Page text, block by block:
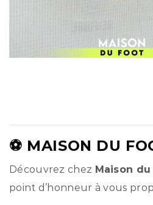
⚽ MAISON DU
Découvrez chez Maison
point d’honneur à vous